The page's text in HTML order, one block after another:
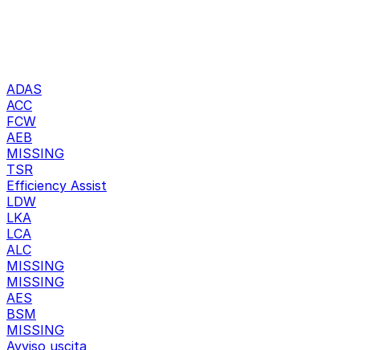
ADAS
ACC
FCW
AEB
MISSING
TSR
Efficiency Assist
LDW
LKA
LCA
ALC
MISSING
MISSING
AES
BSM
MISSING
Avviso uscita